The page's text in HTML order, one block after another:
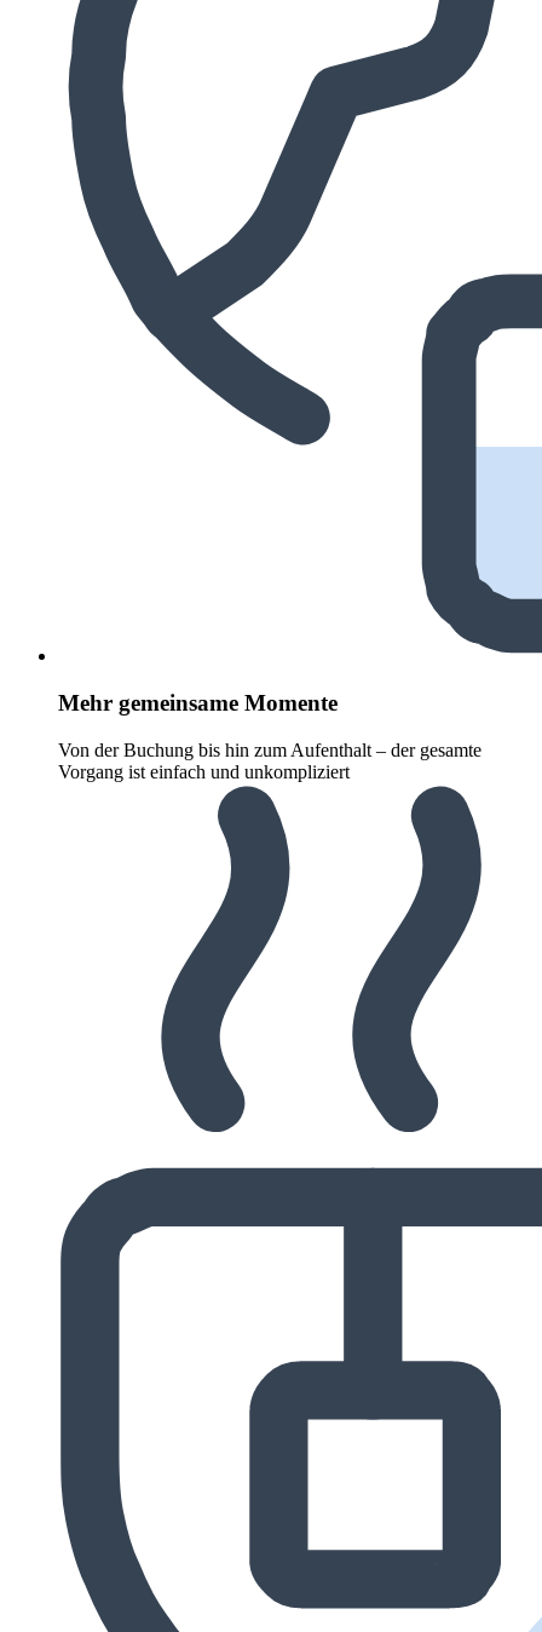
Mehr gemeinsame Momente
Von der Buchung bis hin zum Aufenthalt – der gesamte
Vorgang ist einfach und unkompliziert